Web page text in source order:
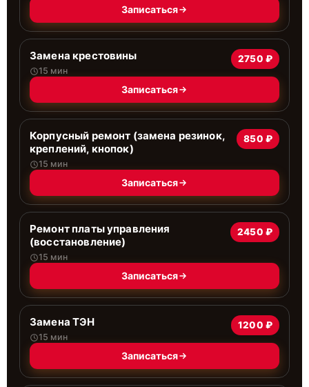
Записаться
Замена крестовины
15 мин
2750 ₽
Записаться
Корпусный ремонт (замена резинок,
креплений, кнопок)
15 мин
850 ₽
Записаться
Ремонт платы управления
(восстановление)
15 мин
2450 ₽
Записаться
Замена ТЭН
15 мин
1200 ₽
Записаться